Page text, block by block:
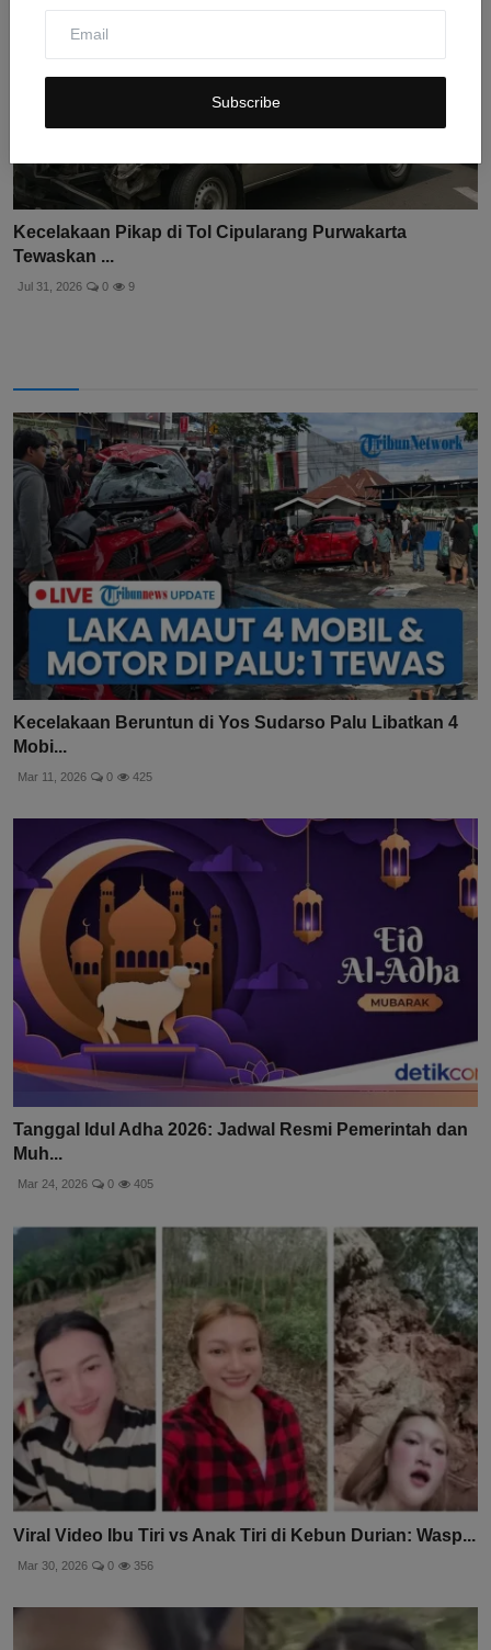
Subscribe
Kecelakaan Pikap di Tol Cipularang Purwakarta
Tewaskan ...
Jul 31, 2026 0 9
Kecelakaan Beruntun di Yos Sudarso Palu Libatkan 4
Mobi...
Mar 11, 2026 0 425
Tanggal Idul Adha 2026: Jadwal Resmi Pemerintah dan
Muh...
Mar 24, 2026 0 405
Viral Video Ibu Tiri vs Anak Tiri di Kebun Durian: Wasp...
Mar 30, 2026 0 356